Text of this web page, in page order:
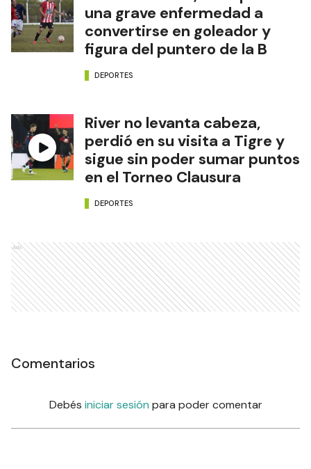
una grave enfermedad a
convertirse en goleador y
figura del puntero de la B
DEPORTES
River no levanta cabeza,
perdió en su visita a Tigre y
sigue sin poder sumar puntos
en el Torneo Clausura
DEPORTES
Ads
Comentarios
Debés iniciar sesión para poder comentar